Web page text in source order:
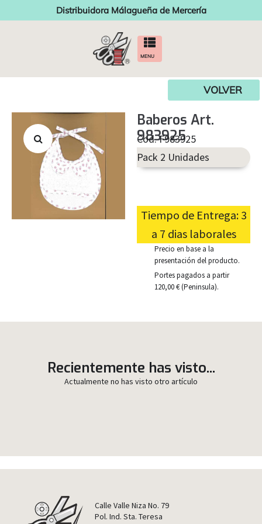
Distribuidora Málagueña de Mercería
MENU
VOLVER
Baberos Art.
983925
Cod. F983925
Pack 2 Unidades
Tiempo de Entrega: 3
a 7 dias laborales
Precio en base a la
presentación del producto.
Portes pagados a partir
120,00 € (Peninsula).
Recientemente has visto...
Actualmente no has visto otro artículo
Calle Valle Niza No. 79
Pol. Ind. Sta. Teresa